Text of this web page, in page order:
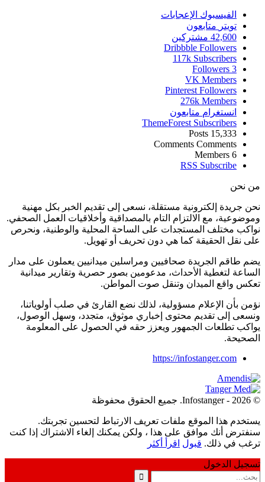
الفيسبوك الإعجابات
تويتر متابعون
42,600 مشتركين
Dribbble Followers
117k Subscribers
3
Followers
VK Members
Pinterest Followers
276k Members
انستغرام متابعون
ThemeForest Subscribers
15,333
Posts
Comments Comments
6
Members
RSS Subscribe
من نحن
نحن جريدة إلكترونية مستقلة، نسعى إلى تقديم الخبر بكل مهنية
وموضوعية، مع الالتزام التام بالمصداقية وأخلاقيات العمل الصحفي.
نواكب مختلف المستجدات على الساحة المحلية والوطنية، ونحرص
على نقل الحقيقة كما هي دون تحريف أو تهويل.
يضم طاقم الجريدة صحافيين ومراسلين ميدانيين يعملون على مدار
الساعة لتغطية الأحداث، مدعومين بصور حصرية وتقارير ميدانية
تعكس واقع الميدان وتنقل صوت المواطن.
نؤمن بأن الإعلام مسؤولية، لذلك نضع القارئ في صلب أولوياتنا،
ونسعى إلى تقديم محتوى إخباري موثوق، متجدد، وسهل الوصول،
يواكب تطلعات الجمهور ويعزز حقه في الحصول على المعلومة
الصحيحة.
https://infostanger.com
© 2026 - Infostanger. جميع الحقوق محفوظة
يستخدم هذا الموقع ملفات تعريف الارتباط لتحسين تجربتك.
سنفترض أنك موافق على هذا ، ولكن يمكنك إلغاء الاشتراك إذا كنت
ترغب في ذلك. قبول اقرأ أكثر
تسجيل الدخول